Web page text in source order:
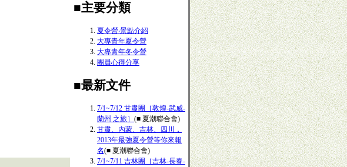
■主要分類
夏令營‧景點介紹
大專青年夏令營
大專青年冬令營
團員心得分享
■最新文件
7/1~7/12 甘肅團［敦煌-武威-
蘭州 之旅］ (■ 夏潮聯合會)
甘肅、內蒙、吉林、四川，
2013年最強夏令營等你來報
名(■ 夏潮聯合會)
7/1~7/11 吉林團［吉林-長春-